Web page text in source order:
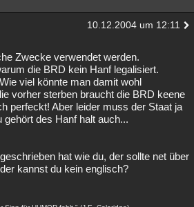
10.12.2004 um 12:11
Zwecke verwendet werden.
die BRD kein Hanf legalisiert.
viel könnte man damit wohl
vorher sterben braucht die BRD keene
perfeckt! Aber leider muss der Staat ja
des Hanf halt auch...
hat wie du, der sollte net über
kannst du kein englisch?